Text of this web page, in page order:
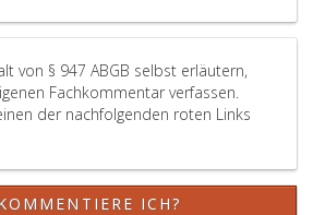
von § 947 ABGB selbst erläutern,
Fachkommentar verfassen.
der nachfolgenden roten Links
ICH?